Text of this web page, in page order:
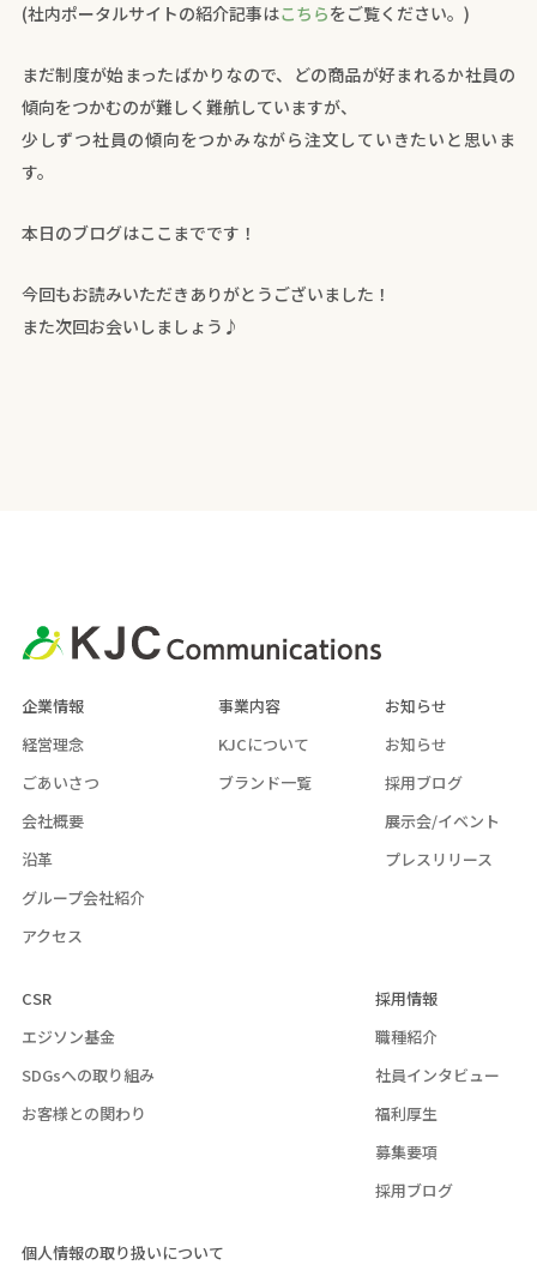
(社内ポータルサイトの紹介記事はこちらをご覧ください。)
まだ制度が始まったばかりなので、どの商品が好まれるか社員の
傾向をつかむのが難しく難航していますが、
少しずつ社員の傾向をつかみながら注文していきたいと思いま
す。
本日のブログはここまでです！
今回もお読みいただきありがとうございました！
また次回お会いしましょう♪
企業情報
経営理念
ごあいさつ
会社概要
沿革
グループ会社紹介
アクセス
事業内容
KJCについて
ブランド一覧
お知らせ
お知らせ
採用ブログ
展示会/イベント
プレスリリース
CSR
エジソン基金
SDGsへの取り組み
お客様との関わり
採用情報
職種紹介
社員インタビュー
福利厚生
募集要項
採用ブログ
個人情報の取り扱いについて